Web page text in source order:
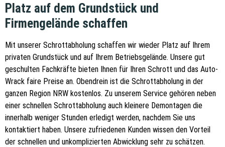
Platz auf dem Grundstück und
Firmengelände schaffen
Mit unserer Schrottabholung schaffen wir wieder Platz auf Ihrem
privaten Grundstück und auf Ihrem Betriebsgelände. Unsere gut
geschulten Fachkräfte bieten Ihnen für Ihren Schrott und das Auto-
Wrack faire Preise an. Obendrein ist die Schrottabholung in der
ganzen Region NRW kostenlos. Zu unserem Service gehören neben
einer schnellen Schrottabholung auch kleinere Demontagen die
innerhalb weniger Stunden erledigt werden, nachdem Sie uns
kontaktiert haben. Unsere zufriedenen Kunden wissen den Vorteil
der schnellen und unkomplizierten Abwicklung sehr zu schätzen.